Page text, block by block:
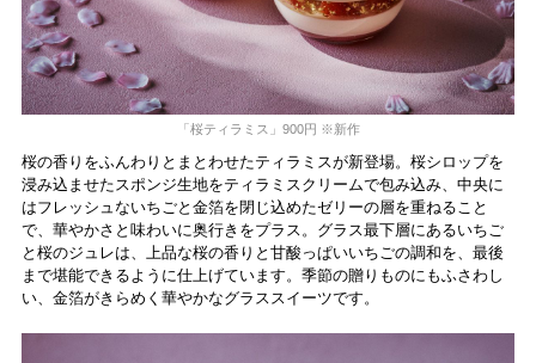
「桜ティラミス」900円 ※新作
桜の香りをふんわりとまとわせたティラミスが新登場。桜シロップを
浸み込ませたスポンジ生地をティラミスクリームで包み込み、中央に
はフレッシュないちごと金箔を閉じ込めたゼリーの層を重ねること
で、華やかさと味わいに奥行きをプラス。グラス最下層にあるいちご
と桜のジュレは、上品な桜の香りと甘酸っぱいいちごの調和を、最後
まで堪能できるように仕上げています。季節の贈りものにもふさわし
い、金箔がきらめく華やかなグラススイーツです。